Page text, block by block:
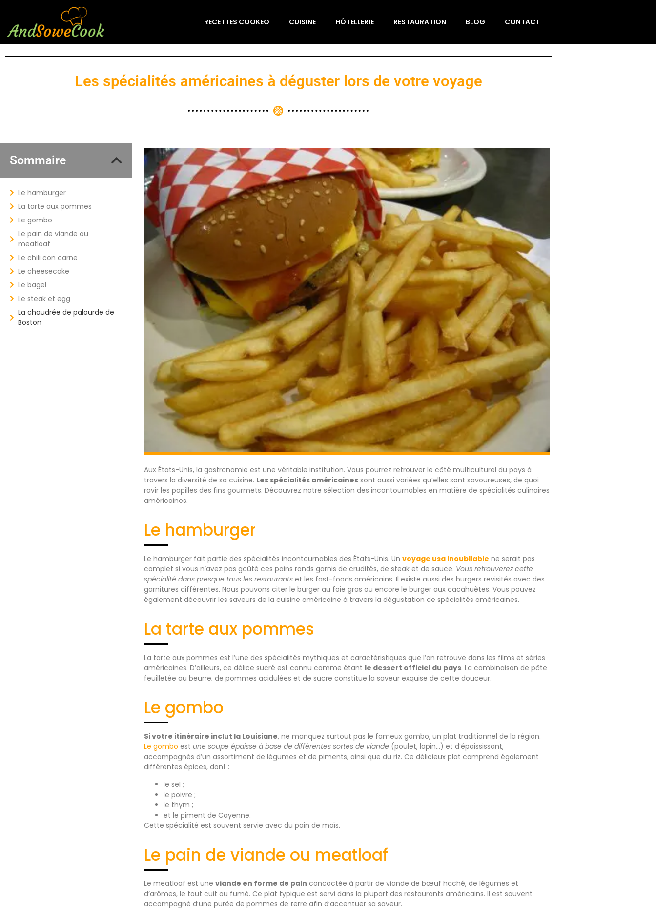
RECETTES COOKEO CUISINE HÔTELLERIE RESTAURATION BLOG CONTACT
Les spécialités américaines à déguster lors de votre voyage
Sommaire
Le hamburger
La tarte aux pommes
Le gombo
Le pain de viande ou
meatloaf
Le chili con carne
Le cheesecake
Le bagel
Le steak et egg
La chaudrée de palourde de
Boston
Aux États-Unis, la gastronomie est une véritable institution. Vous pourrez retrouver le côté multiculturel du pays à
travers la diversité de sa cuisine. Les spécialités américaines sont aussi variées qu’elles sont savoureuses, de quoi
ravir les papilles des fins gourmets. Découvrez notre sélection des incontournables en matière de spécialités culinaires
américaines.
Le hamburger
Le hamburger fait partie des spécialités incontournables des États-Unis. Un voyage usa inoubliable ne serait pas
complet si vous n’avez pas goûté ces pains ronds garnis de crudités, de steak et de sauce. Vous retrouverez cette
spécialité dans presque tous les restaurants et les fast-foods américains. Il existe aussi des burgers revisités avec des
garnitures différentes. Nous pouvons citer le burger au foie gras ou encore le burger aux cacahuètes. Vous pouvez
également découvrir les saveurs de la cuisine américaine à travers la dégustation de spécialités américaines.
La tarte aux pommes
La tarte aux pommes est l’une des spécialités mythiques et caractéristiques que l’on retrouve dans les films et séries
américaines. D’ailleurs, ce délice sucré est connu comme étant le dessert officiel du pays. La combinaison de pâte
feuilletée au beurre, de pommes acidulées et de sucre constitue la saveur exquise de cette douceur.
Le gombo
Si votre itinéraire inclut la Louisiane, ne manquez surtout pas le fameux gombo, un plat traditionnel de la région.
Le gombo est une soupe épaisse à base de différentes sortes de viande (poulet, lapin…) et d’épaississant,
accompagnés d’un assortiment de légumes et de piments, ainsi que du riz. Ce délicieux plat comprend également
différentes épices, dont :
le sel ;
le poivre ;
le thym ;
et le piment de Cayenne.
Cette spécialité est souvent servie avec du pain de maïs.
Le pain de viande ou meatloaf
Le meatloaf est une viande en forme de pain concoctée à partir de viande de bœuf haché, de légumes et
d’arômes, le tout cuit ou fumé. Ce plat typique est servi dans la plupart des restaurants américains. Il est souvent
accompagné d’une purée de pommes de terre afin d’accentuer sa saveur.